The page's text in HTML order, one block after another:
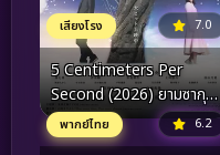
เสียงโรง 7.0
5 Centimeters Per
Second (2026) ยามซากุระ
ร่วงโรย
พากย์ไทย 6.2